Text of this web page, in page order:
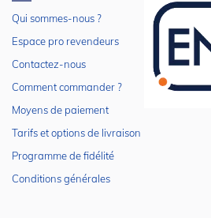
Qui sommes-nous ?
Espace pro revendeurs
Contactez-nous
Comment commander ?
Moyens de paiement
Tarifs et options de livraison
Programme de fidélité
Conditions générales